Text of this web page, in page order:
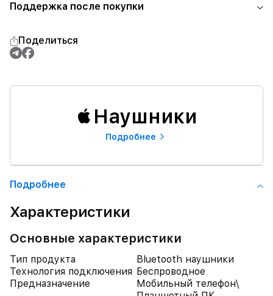
Поддержка после покупки
Поделиться
Наушники
Подробнее
Подробнее
Характеристики
Основные характеристики
Тип продукта
Bluetooth наушники
Технология подключения Беспроводное
Предназначение
Мобильный телефон\